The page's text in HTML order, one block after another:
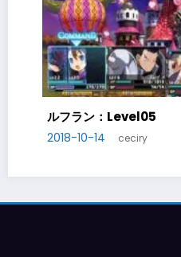
ルフラン：Level06
2018-10-20 ceciry